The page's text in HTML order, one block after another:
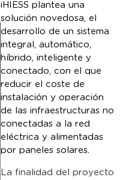
iHIESS plantea una
solución novedosa, el
desarrollo de un sistema
integral, automático,
híbrido, inteligente y
conectado, con el que
reducir el coste de
instalación y operación
de las infraestructuras no
conectadas a la red
eléctrica y alimentadas
por paneles solares.
La finalidad del proyecto